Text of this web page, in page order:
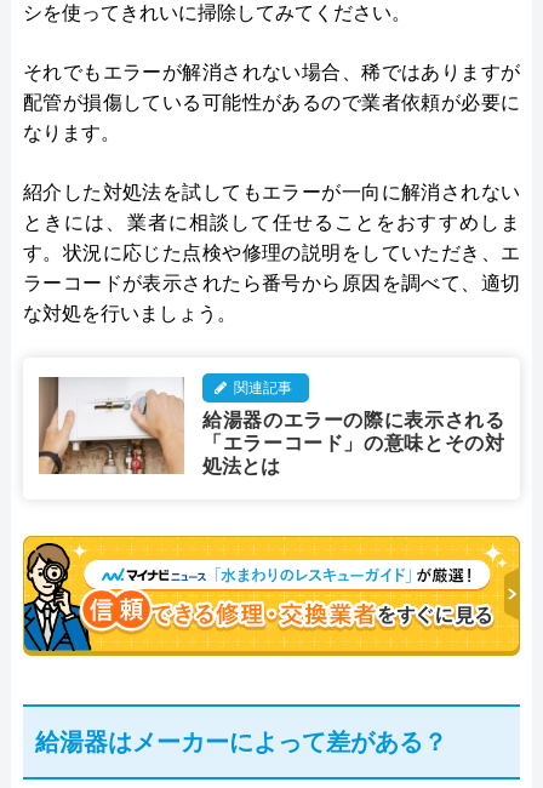
シを使ってきれいに掃除してみてください。
それでもエラーが解消されない場合、稀ではありますが
配管が損傷している可能性があるので業者依頼が必要に
なります。
紹介した対処法を試してもエラーが一向に解消されない
ときには、業者に相談して任せることをおすすめしま
す。状況に応じた点検や修理の説明をしていただき、エ
ラーコードが表示されたら番号から原因を調べて、適切
な対処を行いましょう。
関連記事
給湯器のエラーの際に表示される
「エラーコード」の意味とその対
処法とは
給湯器はメーカーによって差がある？